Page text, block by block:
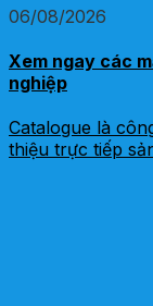
06/08/2026
Xem ngay các
nghiệp
Catalogue là
thiệu trực tiếp